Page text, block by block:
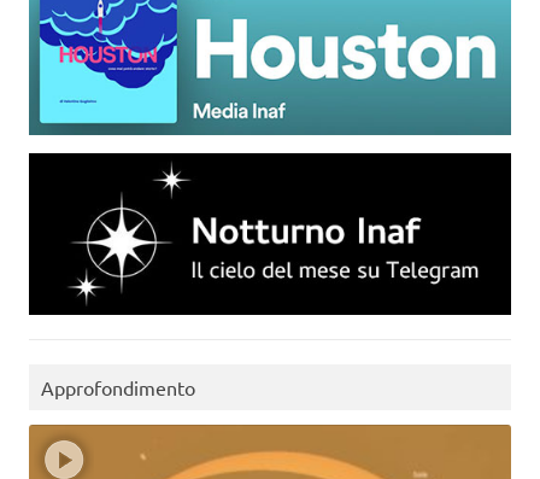
Approfondimento